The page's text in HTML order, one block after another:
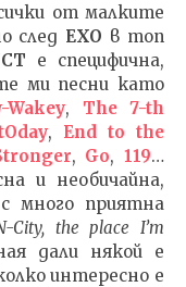
от малките
след EXO в топ
е специфична,
ми песни като
Wakey, The 7-th
, End to the
, Go,119…
и необичайна,
много приятна
City, the place I’m
дали някой е
интересно е